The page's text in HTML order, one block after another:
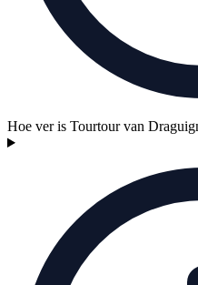
Hoe ver is Tourtour van